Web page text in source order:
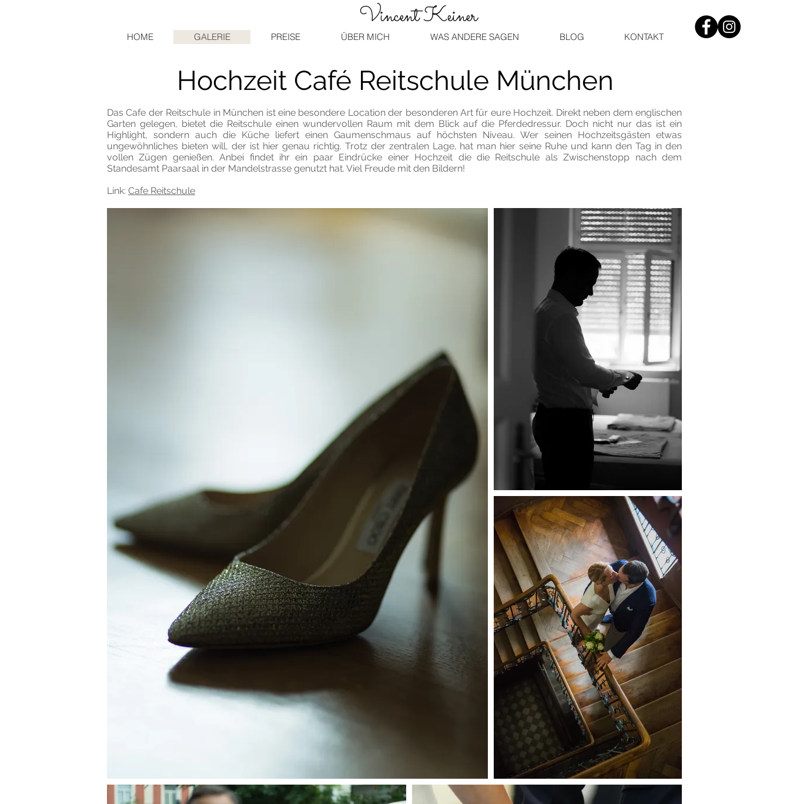
Vincent Keiner
HOME GALERIE PREISE ÜBER MICH WAS ANDERE SAGEN BLOG KONTAKT
Hochzeit Café Reitschule München
Das Cafe der Reitschule in München ist eine besondere Location der besonderen Art für eure Hochzeit. Direkt neben dem englischen
Garten gelegen, bietet die Reitschule einen wundervollen Raum mit dem Blick auf die Pferdedressur. Doch nicht nur das ist ein
Highlight, sondern auch die Küche liefert einen Gaumenschmaus auf höchsten Niveau. Wer seinen Hochzeitsgästen etwas
ungewöhnliches bieten will, der ist hier genau richtig. Trotz der zentralen Lage, hat man hier seine Ruhe und kann den Tag in den
vollen Zügen genießen. Anbei findet ihr ein paar Eindrücke einer Hochzeit die die Reitschule als Zwischenstopp nach dem
Standesamt Paarsaal in der Mandelstrasse genutzt hat. Viel Freude mit den Bildern!
Link: Cafe Reitschule